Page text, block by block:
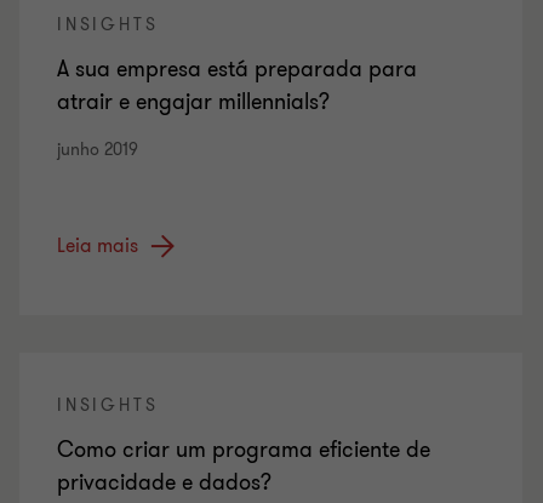
INSIGHTS
A sua empresa está preparada para
atrair e engajar millennials?
junho 2019
Leia mais
INSIGHTS
Como criar um programa eficiente de
privacidade e dados?